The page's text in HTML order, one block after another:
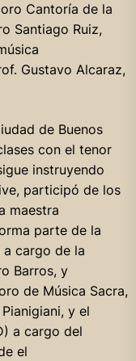
Cantoría de la
Santiago Ruiz,
Gustavo Alcaraz,
de Buenos
con el tenor
instruyendo
participó de los
maestra
parte de la
cargo de la
Barros, y
de Música Sacra,
y el
a cargo del
el